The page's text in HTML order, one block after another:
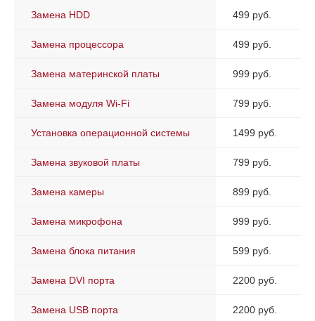
Замена HDD 499 руб.
Замена процессора 499 руб.
Замена материнской платы 999 руб.
Замена модуля Wi-Fi 799 руб.
Установка операционной системы 1499 руб.
Замена звуковой платы 799 руб.
Замена камеры 899 руб.
Замена микрофона 999 руб.
Замена блока питания 599 руб.
Замена DVI порта 2200 руб.
Замена USB порта 2200 руб.